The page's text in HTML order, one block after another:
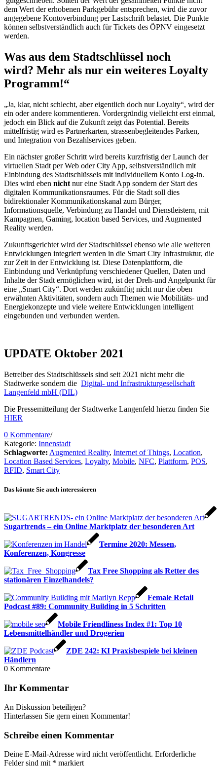
dem Wert der erhobenen Parkgebühr entsprechen, wird die zuvor
angegebene Kontoverbindung per Lastschrift belastet. Die Punkte
können selbstverständlich auch für Tickets des ÖPNV eingesetzt
werden.
Was aus dem Stadtschlüssel noch
wird? Mehr als nur ein weiteres Loyalty
Programm!“
„Ja, klar, nicht schlecht, aber eigentlich doch nur Loyalty“, wird der
ein oder andere kommentieren. Vordergründig vielleicht erst einmal,
jedoch ein Blick auf die Zukunft zeigt das Potential. Bereits
mittelfristig wird es Partnerkarten, strassenbegleitendes Parken,
und Integration von Bezahlservices geben.
Ein nächster großer Schritt wird bereits kurzfristig der Launch der
virtuellen Stadt per Web oder City App, selbstverständlich mit
Einbindung des Stadtschlüssels mit individuellem Konto Log-in.
Dies wird eben nicht nur eine Stadt App sondern der Start des
digitalen Kommunikationsraumes. Für die Stadt soll dies
bidirektionaler Kommunikationskanal zum Bürger,
Informationsquelle, Verbindung zu Handel und Dienstleistern, mit
Kampagnen, Gaming, location based Services, und Augmented
Reality werden.
Zukunftsgerichtet wird der Stadtschlüssel ebenso wie alle weiteren
Entwicklungen integriert werden in die Smart City Infrastruktur, die
zur Zeit in der Entwicklung ist. Diese Datenplattform, die
Einbindung und Verknüpfung verschiedener Quellen, Daten und
Inhalte der Stadt ermöglichen wird, ist der Dreh-und Angelpunkt für
eine „Smart City“. Dort werden zukünftig nicht nur die oben
erwähnten Aktivitäten, sondern auch Themen wie Mobilitäts- und
Energiekonzepte und viele weitere Entwicklungen intelligent
eingebunden und verbunden werden.
UPDATE Oktober 2021
Betreiber des Stadtschlüssels sind seit 2021 nicht mehr die
Stadtwerke sondern die Digital- und Infrastrukturgesellschaft
Langenfeld mbH (DIL)
Die Pressemitteilung der Stadtwerke Langenfeld hierzu finden Sie
HIER
0 Kommentare/
Kategorie: Innenstadt
Schlagworte: Augmented Reality, Internet of Things, Location,
Location Based Services, Loyalty, Mobile, NFC, Plattform, POS,
RFID, Smart City
Das könnte Sie auch interessieren
Sugartrends – ein Online Marktplatz der besonderen Art
Termine 2020: Messen,
Konferenzen, Kongresse
Tax Free Shopping als Retter des
stationären Einzelhandels?
Female Retail
Podcast #89: Community Building in 5 Schritten
Mobile Friendliness Index #1: Top 10
Lebensmittelhändler und Drogerien
ZDE 242: KI Praxisbespiele bei kleinen
Händlern
0 Kommentare
Ihr Kommentar
An Diskussion beteiligen?
Hinterlassen Sie gern einen Kommentar!
Schreibe einen Kommentar
Deine E-Mail-Adresse wird nicht veröffentlicht. Erforderliche
Felder sind mit * markiert